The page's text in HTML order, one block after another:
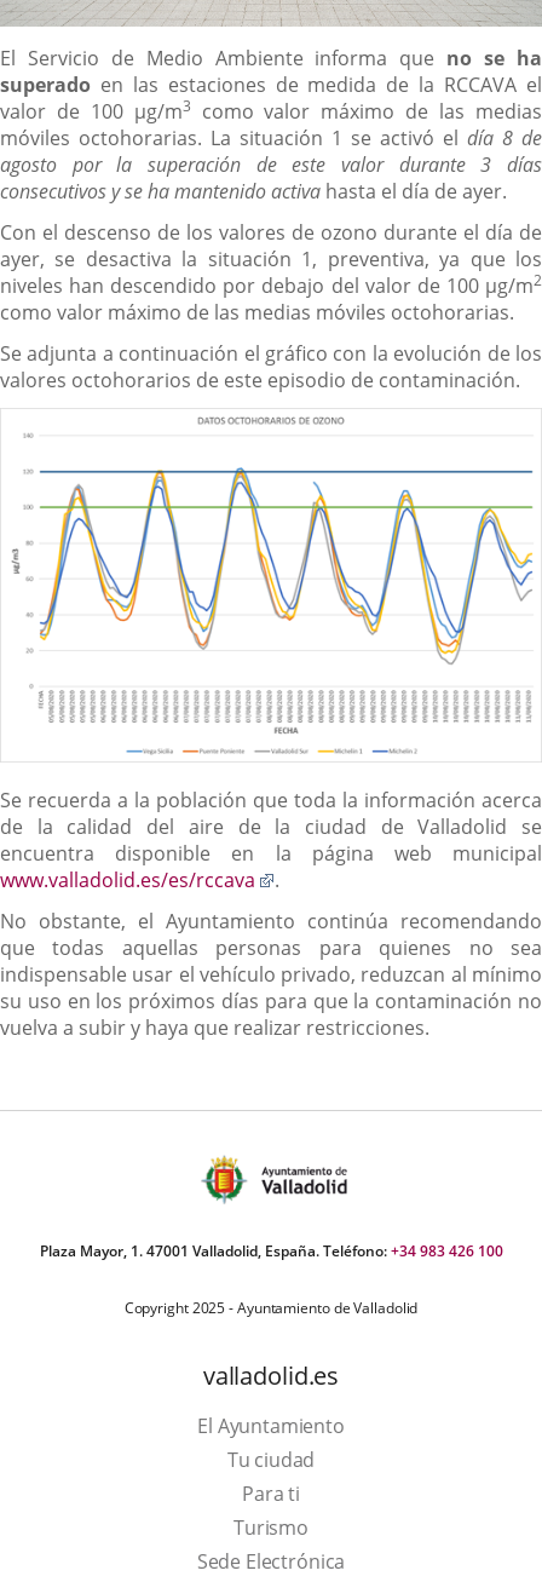
Descripción
El Servicio de Medio Ambiente informa que no se ha
superado en las estaciones de medida de la RCCAVA el
valor de 100 µg/m3
como valor máximo de las medias
móviles octohorarias. La situación 1 se activó el día 8 de
agosto por la superación de este valor durante 3 días
consecutivos y se ha mantenido activa hasta el día de ayer.
Con el descenso de los valores de ozono durante el día de
ayer, se desactiva la situación 1, preventiva, ya que los
niveles han descendido por debajo del valor de 100 µg/m2
como valor máximo de las medias móviles octohorarias.
Se adjunta a continuación el gráfico con la evolución de los
valores octohorarios de este episodio de contaminación.
Se recuerda a la población que toda la información acerca
de la calidad del aire de la ciudad de Valladolid se
encuentra disponible en la página web municipal
www.valladolid.es/es/rccava
Enlace
una
aplicación
externa.
.
No obstante, el Ayuntamiento continúa recomendando
que todas aquellas personas para quienes no sea
indispensable usar el vehículo privado, reduzcan al mínimo
su uso en los próximos días para que la contaminación no
vuelva a subir y haya que realizar restricciones.
Plaza Mayor, 1. 47001 Valladolid, España. Teléfono:+34 983 426 100
Copyright 2025 - Ayuntamiento de Valladolid
valladolid.es
El Ayuntamiento
Tu ciudad
Para ti
TurismoThis
link
Sede Electrónica